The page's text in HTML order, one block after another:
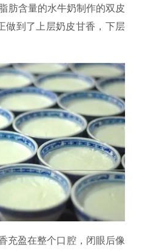
肪含量的水牛奶制作的双皮
做到了上层奶皮甘香，下层
充盈在整个口腔，闭眼后像